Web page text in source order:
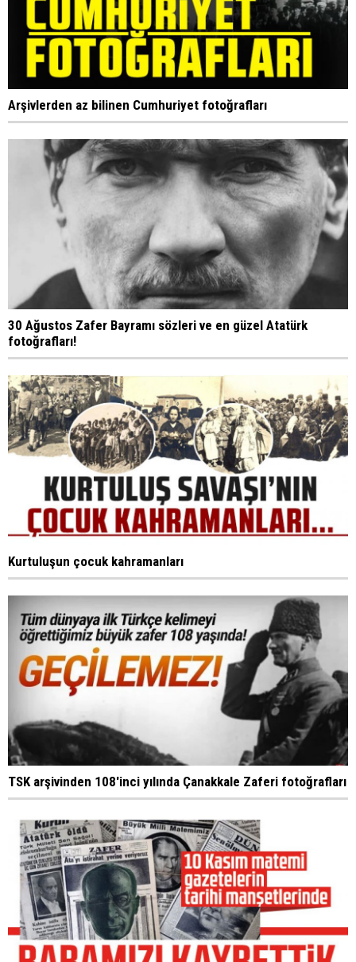
Arşivlerden az bilinen Cumhuriyet fotoğrafları
30 Ağustos Zafer Bayramı sözleri ve en güzel Atatürk
fotoğrafları!
Kurtuluşun çocuk kahramanları
TSK arşivinden 108'inci yılında Çanakkale Zaferi fotoğrafları